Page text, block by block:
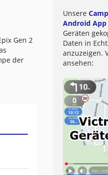
Gen 2
der
Unsere
Android App
Geräten
Daten in
anzuzeigen.
ansehen: